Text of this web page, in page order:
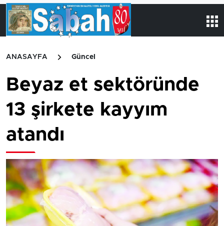
ANASAYFA Güncel
Beyaz et sektöründe
13 şirkete kayyım
atandı